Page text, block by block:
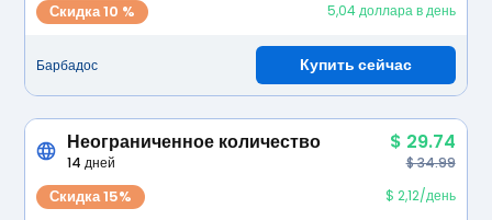
Скидка 10 % 5,04 доллара в день
Барбадос Купить сейчас
Неограниченное количество $ 29.74
14 дней $ 34.99
Скидка 15% $ 2,12/день